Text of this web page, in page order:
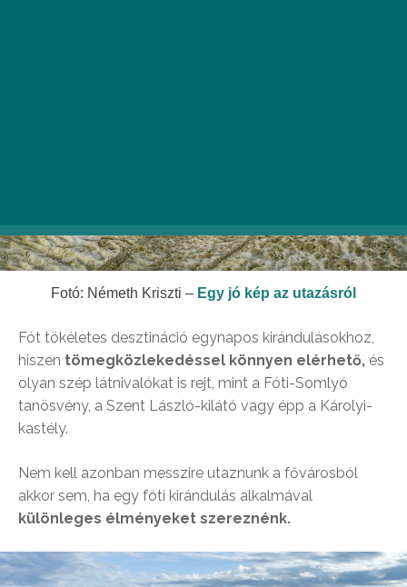
Fotó: Németh Kriszti – Egy jó kép az utazásról
Fót tökéletes desztináció egynapos kirándulásokhoz,
hiszen tömegközlekedéssel könnyen elérhető, és
olyan szép látnivalókat is rejt, mint a Fóti-Somlyó
tanösvény, a Szent László-kilátó vagy épp a Károlyi-
kastély.
Nem kell azonban messzire utaznunk a fővárosból
akkor sem, ha egy fóti kirándulás alkalmával
különleges élményeket szereznénk.